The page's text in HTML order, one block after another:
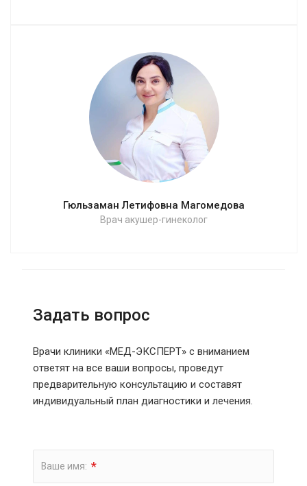
Гюльзаман Летифовна Магомедова
Врач акушер-гинеколог
Задать вопрос
Врачи клиники «МЕД-ЭКСПЕРТ» с вниманием
ответят на все ваши вопросы, проведут
предварительную консультацию и составят
индивидуальный план диагностики и лечения.
Ваше имя: *